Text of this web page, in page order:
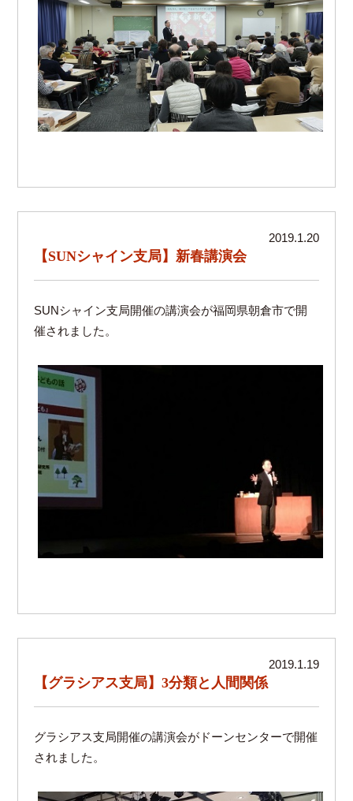
2019.1.20
【SUNシャイン支局】新春講演会
SUNシャイン支局開催の講演会が福岡県朝倉市で開
催されました。
2019.1.19
【グラシアス支局】3分類と人間関係
グラシアス支局開催の講演会がドーンセンターで開催
されました。